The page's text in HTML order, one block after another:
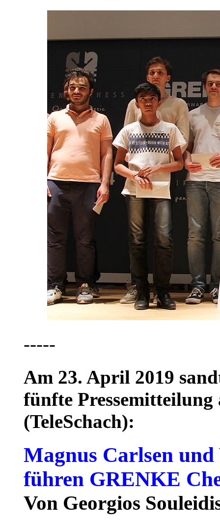
-----
Am 23. April 2019
fünfte
(TeleSchach):
Magnus Carlsen
führen GRENKE
Von Georgios